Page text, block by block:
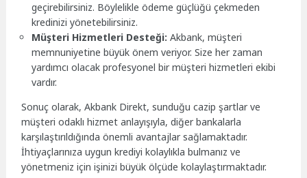
geçirebilirsiniz. Böylelikle ödeme güçlüğü çekmeden
kredinizi yönetebilirsiniz.
Müşteri Hizmetleri Desteği: Akbank, müşteri
memnuniyetine büyük önem veriyor. Size her zaman
yardımcı olacak profesyonel bir müşteri hizmetleri ekibi
vardır.
Sonuç olarak, Akbank Direkt, sunduğu cazip şartlar ve
müşteri odaklı hizmet anlayışıyla, diğer bankalarla
karşılaştırıldığında önemli avantajlar sağlamaktadır.
İhtiyaçlarınıza uygun krediyi kolaylıkla bulmanız ve
yönetmeniz için işinizi büyük ölçüde kolaylaştırmaktadır.